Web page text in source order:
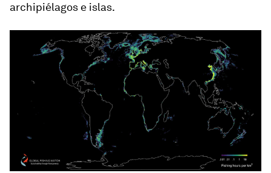
archipiélagos e islas.